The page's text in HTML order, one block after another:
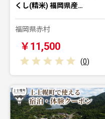
くし(精米) 福岡県産…
福岡県赤村
￥11,500
(0)